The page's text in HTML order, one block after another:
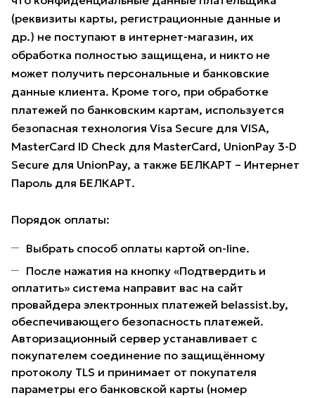
(реквизиты карты, регистрационные данные и
др.) не поступают в интернет-магазин, их
обработка полностью защищена, и никто не
может получить персональные и банковские
данные клиента. Кроме того, при обработке
платежей по банковским картам, используется
безопасная технология Visa Secure для VISA,
MasterCard ID Check для MasterCard, UnionPay 3-D
Secure для UnionPay, а также БЕЛКАРТ – Интернет
Пароль для БЕЛКАРТ.
Порядок оплаты:
Выбрать способ оплаты картой on-line.
После нажатия на кнопку «Подтвердить и
оплатить» система направит вас на сайт
провайдера электронных платежей belassist.by,
обеспечивающего безопасность платежей.
Авторизационный сервер устанавливает с
покупателем соединение по защищённому
протоколу TLS и принимает от покупателя
параметры его банковской карты (номер